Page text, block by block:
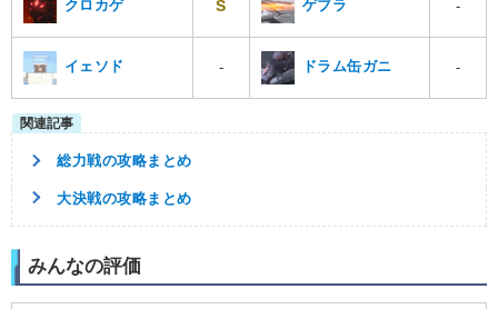
クロカゲ S ゲブラ -
イェソド - ドラム缶ガニ -
総力戦の攻略まとめ
大決戦の攻略まとめ
みんなの評価